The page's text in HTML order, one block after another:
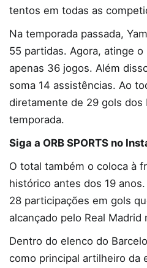
tentos em todas as
Na temporada passada,
55 partidas. Agora, atinge
apenas 36 jogos. Além
soma 14 assistências. Ao
diretamente de 29 gols dos
temporada.
Siga a ORB SPORTS no
O total também o coloca à
histórico antes dos 19
28 participações em gols
alcançado pelo Real Madrid
Dentro do elenco do
como principal artilheiro da